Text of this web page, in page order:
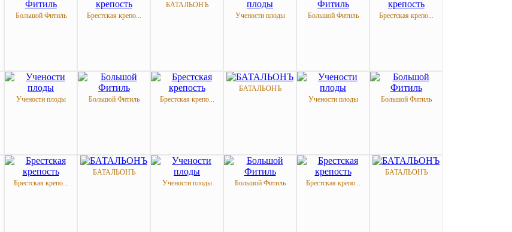
Большой Фитиль Брестская крепо...
БАТАЛЬОНЪ
Учености плоды
Большой Фитиль Брестская крепо...
Учености плоды Большой Фитиль Брестская крепо...
БАТАЛЬОНЪ
Учености плоды
Большой Фитиль
Брестская крепо...
БАТАЛЬОНЪ
Учености плоды
Большой Фитиль Брестская крепо...
БАТАЛЬОНЪ